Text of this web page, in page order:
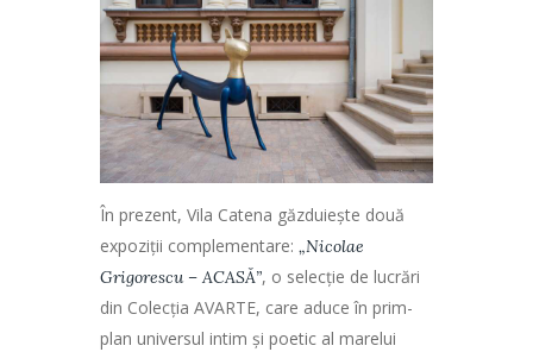
În prezent, Vila Catena găzduiește două
expoziții complementare: „Nicolae
Grigorescu – ACASĂ”, o selecție de lucrări
din Colecția AVARTE, care aduce în prim-
plan universul intim și poetic al marelui